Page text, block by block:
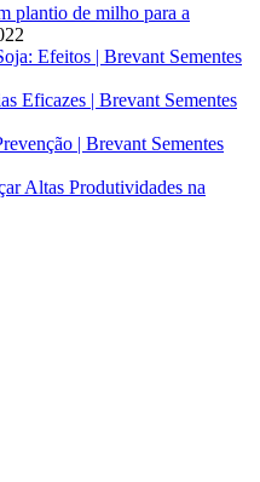
plantio de milho para a
Efeitos | Brevant Sementes
Eficazes | Brevant Sementes
| Brevant Sementes
Altas Produtividades na